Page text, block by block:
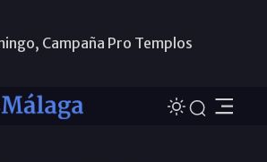
Campaña Pro Templos